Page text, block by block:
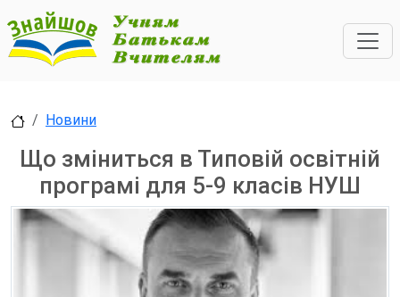
Новини
Що зміниться в Типовій освітній
програмі для 5-9 класів НУШ